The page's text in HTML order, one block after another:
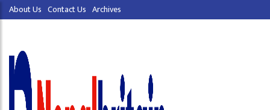
About Us Contact Us Archives